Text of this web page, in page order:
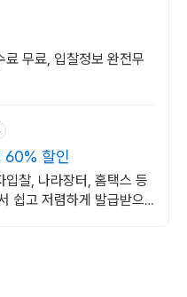
무료, 입찰정보 완전무
60% 할인
찰, 나라장터, 홈택스 등
쉽고 저렴하게 발급받으